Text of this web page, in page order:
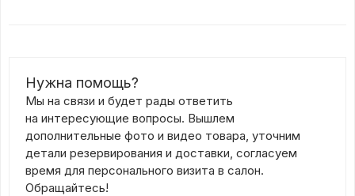
Нужна помощь?
Мы на связи и будет рады ответить
на интересующие вопросы. Вышлем
дополнительные фото и видео товара, уточним
детали резервирования и доставки, согласуем
время для персонального визита в салон.
Обращайтесь!